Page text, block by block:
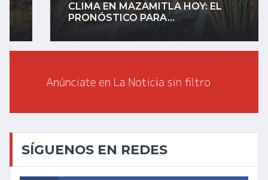
CLIMA EN MAZAMITLA HOY: EL
PRONÓSTICO PARA...
SÍGUENOS EN REDES